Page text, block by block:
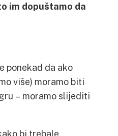
im dopuštamo da
ponekad da ako
više) moramo biti
– moramo slijediti
bi trebale